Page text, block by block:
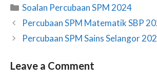
Categories
Soalan Percubaan SPM 2024
Percubaan SPM Matematik SBP
Percubaan SPM Sains Selangor
Leave a Comment